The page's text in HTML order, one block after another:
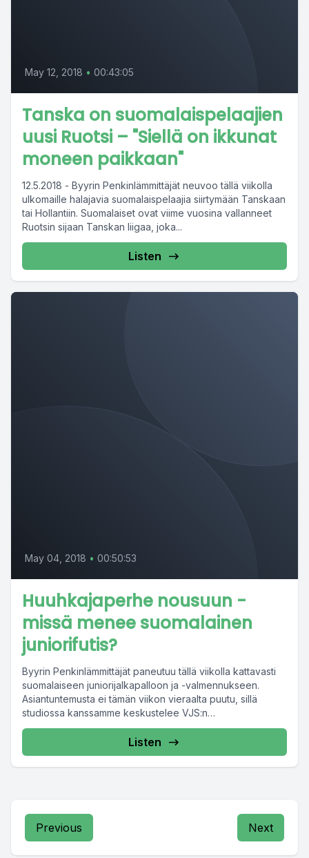
May 12, 2018 • 00:43:05
Tanska on suomalaispelaajien
uusi Ruotsi – "Siellä on ikkunat
moneen paikkaan"
12.5.2018 - Byyrin Penkinlämmittäjät neuvoo tällä viikolla
ulkomaille halajavia suomalaispelaajia siirtymään Tanskaan
tai Hollantiin. Suomalaiset ovat viime vuosina vallanneet
Ruotsin sijaan Tanskan liigaa, joka...
Listen
May 04, 2018 • 00:50:53
Huuhkajaperhe nousuun -
missä menee suomalainen
juniorifutis?
Byyrin Penkinlämmittäjät paneutuu tällä viikolla kattavasti
suomalaiseen juniorijalkapalloon ja -valmennukseen.
Asiantuntemusta ei tämän viikon vieraalta puutu, sillä
studiossa kanssamme keskustelee VJS:n
talenttivalmentaja ja Suomen...
Listen
Previous Next